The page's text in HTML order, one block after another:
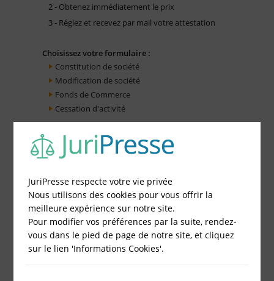
2 - Obtenez immédiatement le prix
3 - Réglez et recevez par mail votre attestation
Choisissez votre formulaire :
Constitution de société
Modification de société
Fonds de Commerce
Cessation d'activité
JuriPresse respecte votre vie privée
Nous utilisons des cookies pour vous offrir la
meilleure expérience sur notre site.
Pour modifier vos préférences par la suite, rendez-
vous dans le pied de page de notre site, et cliquez
sur le lien 'Informations Cookies'.